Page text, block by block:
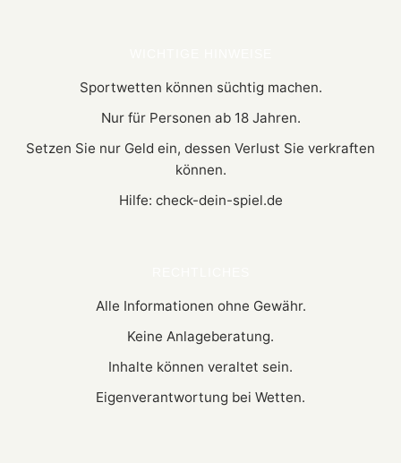
Sportwetten können süchtig machen.
Nur für Personen ab 18 Jahren.
Setzen Sie nur Geld ein, dessen Verlust Sie verkraften
können.
Hilfe: check-dein-spiel.de
Alle Informationen ohne Gewähr.
Keine Anlageberatung.
Inhalte können veraltet sein.
Eigenverantwortung bei Wetten.